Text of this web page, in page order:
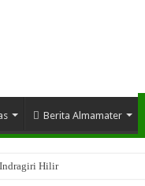
Berita Almamater
Indragiri Hilir